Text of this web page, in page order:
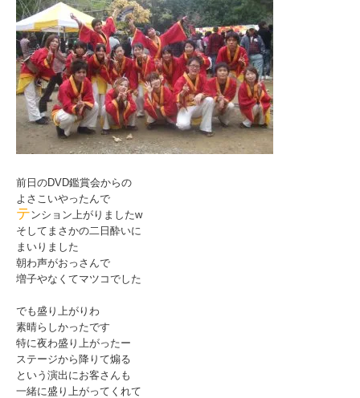
前日のDVD鑑賞会からの
よさこいやったんで
テンション上がりましたw
そしてまさかの二日酔いに
まいりました
朝わ声がおっさんで
増子やなくてマツコでした
でも盛り上がりわ
素晴らしかったです
特に夜わ盛り上がったー
ステージから降りて煽る
という演出にお客さんも
一緒に盛り上がってくれて